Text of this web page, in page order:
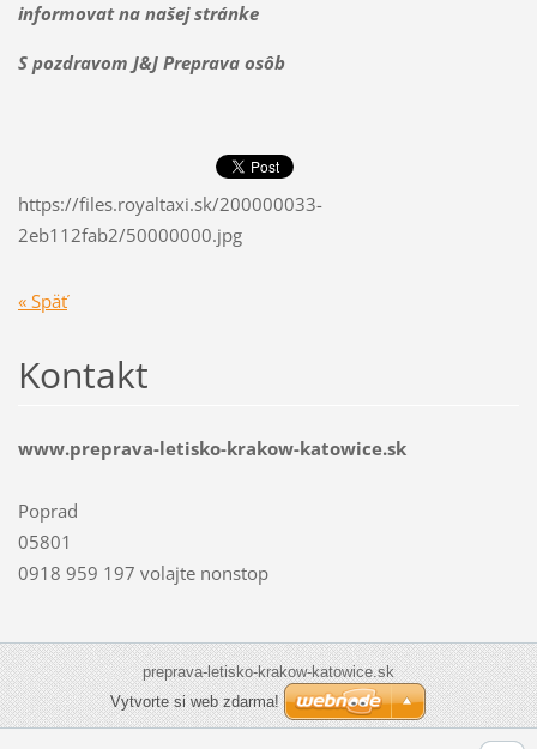
informovat na našej stránke
S pozdravom J&J Preprava osôb
https://files.royaltaxi.sk/200000033-
2eb112fab2/50000000.jpg
« Späť
Kontakt
www.preprava-letisko-krakow-katowice.sk
Poprad
05801
0918 959 197 volajte nonstop
preprava-letisko-krakow-katowice.sk
Vytvorte si web zdarma!